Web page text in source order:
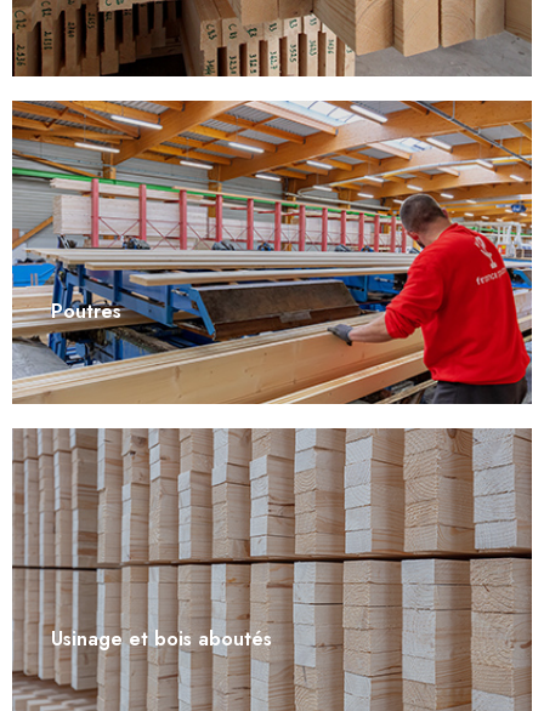
Poutres
Usinage et bois aboutés